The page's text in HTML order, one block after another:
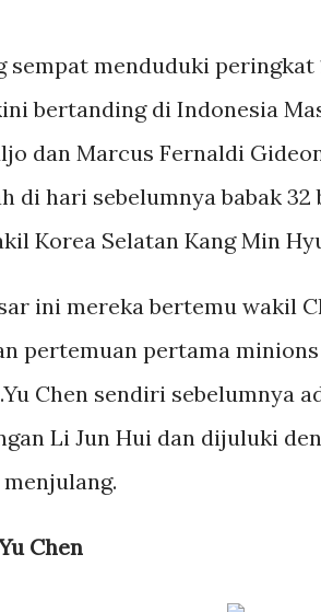
sempat menduduki peringkat
bertanding di Indonesia
dan Marcus Fernaldi
di hari sebelumnya babak
Korea Selatan Kang Min
ini mereka bertemu wakil
pertemuan pertama minions
Chen sendiri sebelumnya
Li Jun Hui dan dijuluki
Chen